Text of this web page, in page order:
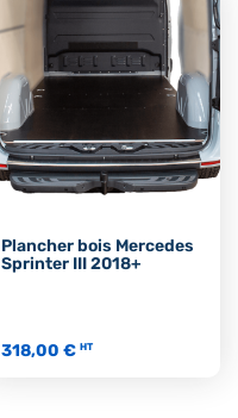
Plancher bois Mercedes
Sprinter III 2018+
318,00 € HT